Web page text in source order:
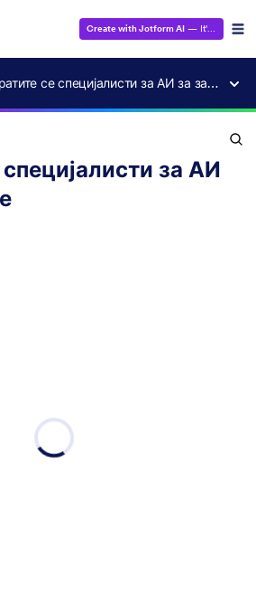
Create with Jotform AI — It's Free!
Обратите се специјалисти за АИ за заступање
за АИ